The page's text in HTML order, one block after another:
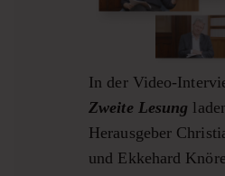
In der Video-
Zweite Lesung
Herausgeber
und Ekkehard